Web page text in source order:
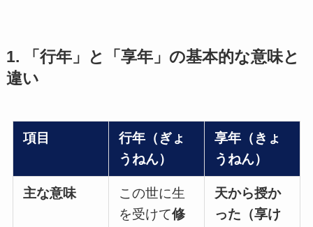
1. 「行年」と「享年」の基本的な意味と
違い
項目
行年（ぎょ
うねん）
享年（きょ
うねん）
主な意味
この世に生
を受けて修
天から授か
った（享け